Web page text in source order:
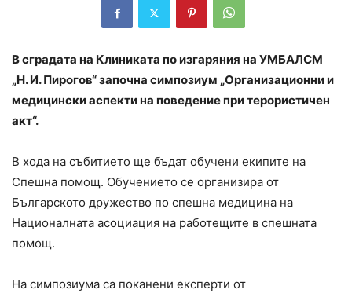
В сградата на Клиниката по изгаряния на УМБАЛСМ
„Н. И. Пирогов“ започна симпозиум „Организационни и
медицински аспекти на поведение при терористичен
акт“.
В хода на събитието ще бъдат обучени екипите на
Спешна помощ. Обучението се организира от
Българското дружество по спешна медицина на
Националната асоциация на работещите в спешната
помощ.
На симпозиума са поканени експерти от